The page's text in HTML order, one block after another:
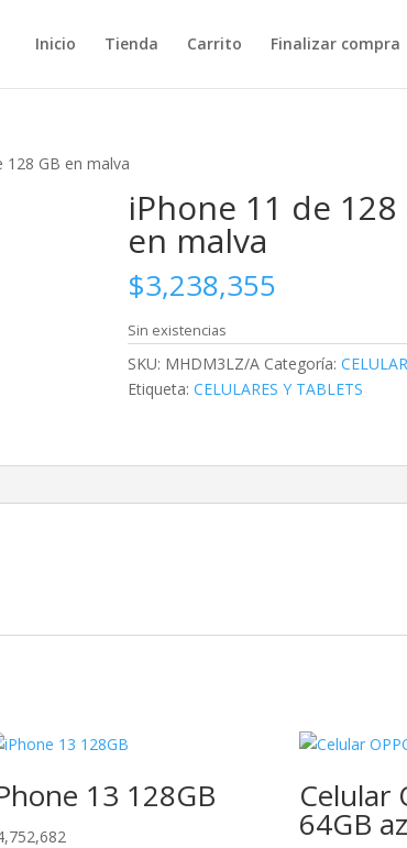
Inicio Tienda Carrito Finalizar compra
128 GB en malva
iPhone 11 de 128
en malva
$3,238,355
Sin existencias
SKU: MHDM3LZ/A Categoría:
Etiqueta:CELULARES Y TABLETS
13 128GB Celular
64GB